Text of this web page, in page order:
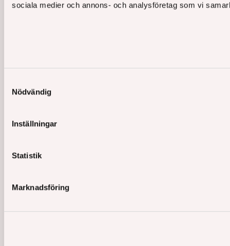
sociala medier och annons- och analysföretag som vi
Nödvändig
Inställningar
Statistik
Marknadsföring